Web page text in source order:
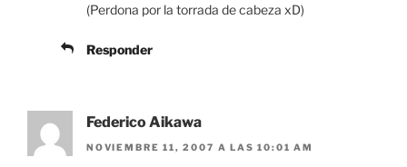
(Perdona por la torrada de cabeza xD)
Responder
Federico Aikawa
NOVIEMBRE 11, 2007 A LAS 10:01 AM